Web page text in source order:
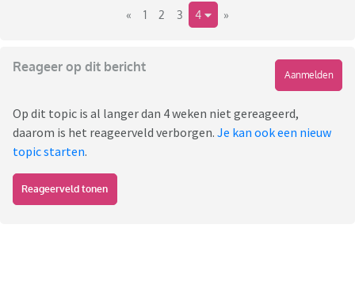
« 1 2 3 4 »
Reageer op dit bericht
Aanmelden
Op dit topic is al langer dan 4 weken niet gereageerd,
daarom is het reageerveld verborgen. Je kan ook een nieuw
topic starten.
Reageerveld tonen